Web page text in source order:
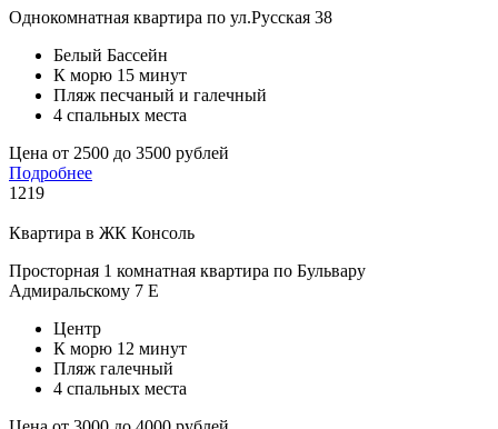
Однокомнатная квартира по ул.Русская 38
Белый Бассейн
К морю 15 минут
Пляж песчаный и галечный
4 спальных места
Цена от 2500 до 3500 рублей
Подробнее
1219
Квартира в ЖК Консоль
Просторная 1 комнатная квартира по Бульвару
Адмиральскому 7 Е
Центр
К морю 12 минут
Пляж галечный
4 спальных места